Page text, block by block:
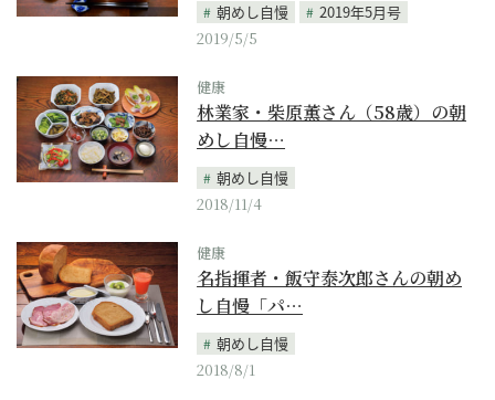
朝めし自慢
2019年5月号
2019/5/5
健康
林業家・柴原薫さん（58歳）の朝
めし自慢…
朝めし自慢
2018/11/4
健康
名指揮者・飯守泰次郎さんの朝め
し自慢「パ…
朝めし自慢
2018/8/1